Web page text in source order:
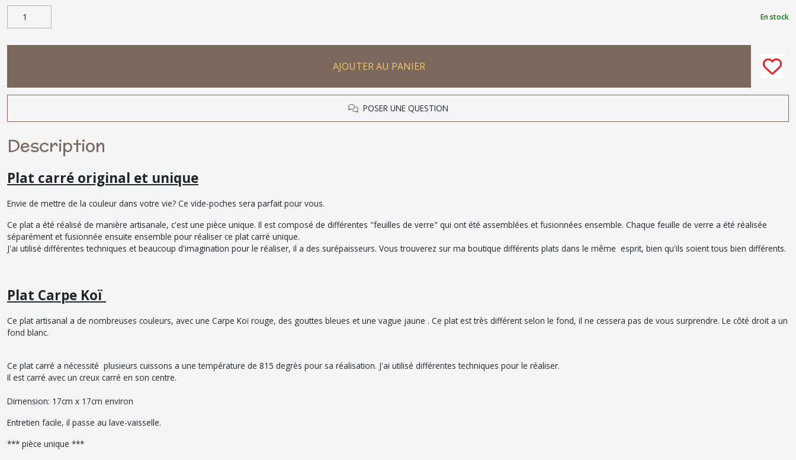
En stock
AJOUTER AU PANIER
POSER UNE QUESTION
Description
Plat carré original et unique
Envie de mettre de la couleur dans votre vie? Ce vide-poches sera parfait pour vous.
Ce plat a été réalisé de manière artisanale, c'est une pièce unique. Il est composé de différentes "feuilles de verre" qui ont été assemblées et fusionnées ensemble. Chaque feuille de verre a été réalisée
séparément et fusionnée ensuite ensemble pour réaliser ce plat carré unique.
J'ai utilisé différentes techniques et beaucoup d'imagination pour le réaliser, il a des surépaisseurs. Vous trouverez sur ma boutique différents plats dans le même esprit, bien qu'ils soient tous bien différents.
Plat Carpe Koï
Ce plat artisanal a de nombreuses couleurs, avec une Carpe Koï rouge, des gouttes bleues et une vague jaune . Ce plat est très différent selon le fond, il ne cessera pas de vous surprendre. Le côté droit a un
fond blanc.
Ce plat carré a nécessité plusieurs cuissons a une température de 815 degrès pour sa réalisation. J'ai utilisé différentes techniques pour le réaliser.
Il est carré avec un creux carré en son centre.
Dimension: 17cm x 17cm environ
Entretien facile, il passe au lave-vaisselle.
*** pièce unique ***